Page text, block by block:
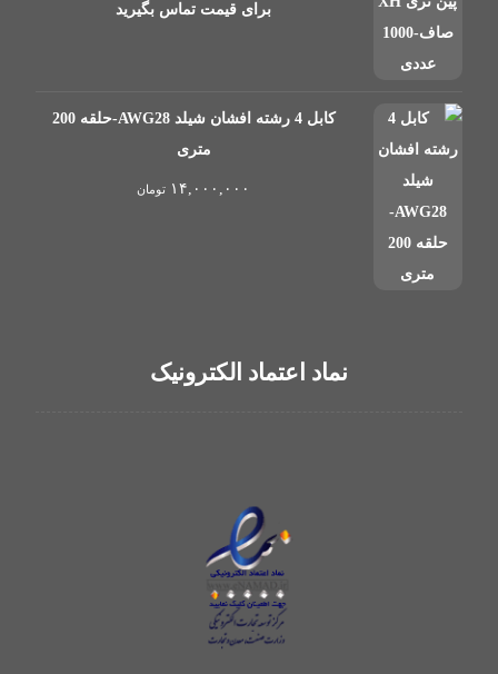
برای قیمت تماس بگیرید
کابل 4 رشته افشان شیلد AWG28-حلقه 200
متری
۱۴,۰۰۰,۰۰۰ تومان
نماد اعتماد الکترونیک